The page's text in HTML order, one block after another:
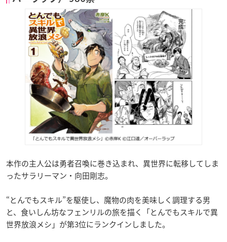
本作の主人公は勇者召喚に巻き込まれ、異世界に転移してしま
ったサラリーマン・向田剛志。
“とんでもスキル”を駆使し、魔物の肉を美味しく調理する男
と、食いしん坊なフェンリルの旅を描く「とんでもスキルで異
世界放浪メシ」が第3位にランクインしました。